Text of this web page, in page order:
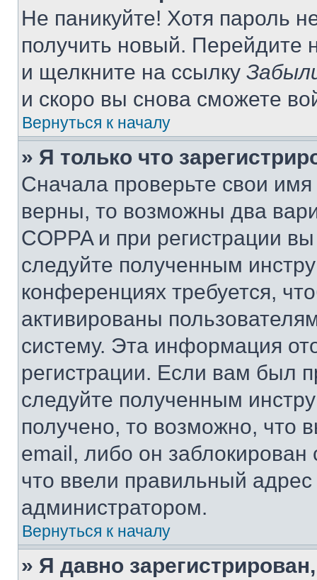
Не паникуйте! Хотя пароль
получить новый. Перейдите
и щелкните на ссылку
и скоро вы снова сможете
Вернуться к началу
» Я только что
Сначала проверьте свои
верны, то возможны два
COPPA и при регистрации
следуйте полученным
конференциях требуется,
активированы
систему. Эта информация
регистрации. Если вам был
следуйте полученным
получено, то возможно, что
email, либо он
что ввели правильный адрес
администратором.
Вернуться к началу
» Я давно